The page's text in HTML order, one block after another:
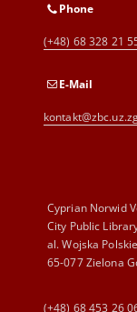
Phone
(+48) 68 328 21
E-Mail
Cyprian Norwid
City Public
al. Wojska
65-077 Zielona
(+48) 68 453 26